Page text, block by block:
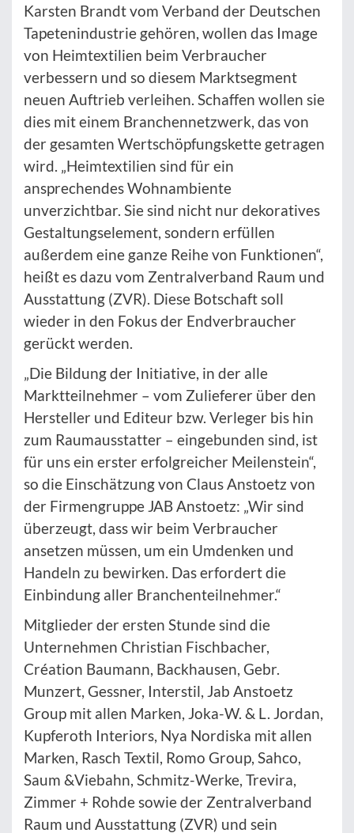
Karsten Brandt vom Verband der Deutschen
Tapetenindustrie gehören, wollen das Image
von Heimtextilien beim Verbraucher
verbessern und so diesem Marktsegment
neuen Auftrieb verleihen. Schaffen wollen sie
dies mit einem Branchennetzwerk, das von
der gesamten Wertschöpfungskette getragen
wird. „Heimtextilien sind für ein
ansprechendes Wohnambiente
unverzichtbar. Sie sind nicht nur dekoratives
Gestaltungselement, sondern erfüllen
außerdem eine ganze Reihe von Funktionen“,
heißt es dazu vom Zentralverband Raum und
Ausstattung (ZVR). Diese Botschaft soll
wieder in den Fokus der Endverbraucher
gerückt werden.
„Die Bildung der Initiative, in der alle
Marktteilnehmer – vom Zulieferer über den
Hersteller und Editeur bzw. Verleger bis hin
zum Raumausstatter – eingebunden sind, ist
für uns ein erster erfolgreicher Meilenstein“,
so die Einschätzung von Claus Anstoetz von
der Firmengruppe JAB Anstoetz: „Wir sind
überzeugt, dass wir beim Verbraucher
ansetzen müssen, um ein Umdenken und
Handeln zu bewirken. Das erfordert die
Einbindung aller Branchenteilnehmer.“
Mitglieder der ersten Stunde sind die
Unternehmen Christian Fischbacher,
Création Baumann, Backhausen, Gebr.
Munzert, Gessner, Interstil, Jab Anstoetz
Group mit allen Marken, Joka-W. & L. Jordan,
Kupferoth Interiors, Nya Nordiska mit allen
Marken, Rasch Textil, Romo Group, Sahco,
Saum &Viebahn, Schmitz-Werke, Trevira,
Zimmer + Rohde sowie der Zentralverband
Raum und Ausstattung (ZVR) und sein